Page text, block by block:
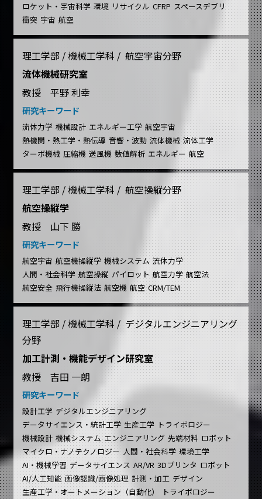
ロケット・宇宙科学 環境 リサイクル CFRP スペースデブリ
衝突 宇宙 航空
理工学部 / 機械工学科 / 航空宇宙分野
流体機械研究室
教授 平野 利幸
研究キーワード
流体力学 機械設計 エネルギー工学 航空宇宙
熱機関・熱工学・熱伝導 音響・波動 流体機械 流体工学
ターボ機械 圧縮機 送風機 数値解析 エネルギー 航空
理工学部 / 機械工学科 / 航空操縦分野
航空操縦学
教授 山下 勝
研究キーワード
航空宇宙 航空機操縦学 機械システム 流体力学
人間・社会科学 航空操縦 パイロット 航空力学 航空法
航空安全 飛行機操縦法 航空機 航空 CRM/TEM
理工学部 / 機械工学科 / デジタルエンジニアリング
分野
加工計測・機能デザイン研究室
教授 吉田 一朗
研究キーワード
設計工学 デジタルエンジニアリング
データサイエンス・統計工学 生産工学 トライボロジー
機械設計 機械システム エンジニアリング 先端材料 ロボット
マイクロ・ナノテクノロジー 人間・社会科学 環境工学
AI・機械学習 データサイエンス AR/VR 3Dプリンタ ロボット
AI/人工知能 画像認識/画像処理 計測・加工 デザイン
生産工学・オートメーション（自動化）
トライボロジー